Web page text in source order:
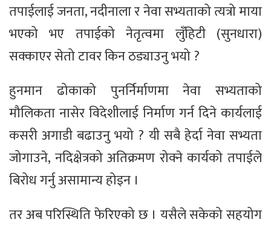
तपाईलाई जनता, नदीनाला र नेवा सभ्यताको त्यत्रो माया
भएको भए तपाईको नेतृत्वमा लुँहिटी (सुनधारा)
सक्काएर सेतो टावर किन ठड्याउनु भयो ?
हुनमान ढोकाको पुनर्निर्माणमा नेवा सभ्यताको
मौलिकता नासेर विदेशीलाई निर्माण गर्न दिने कार्यलाई
कसरी अगाडी बढाउनु भयो ? यी सबै हेर्दा नेवा सभ्यता
जोगाउने, नदिक्षेत्रको अतिक्रमण रोक्ने कार्यको तपाईले
बिरोध गर्नु असामान्य होइन ।
तर अब परिस्थिति फेरिएको छ । यसैले सकेको सहयोग